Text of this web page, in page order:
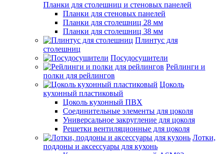
Планки для столешниц и стеновых панелей
Планки для стеновых панелей
Планки для столешниц 28 мм
Планки для столешниц 38 мм
Плинтус для
столешниц
Посудосушители
Рейлинги и
полки для рейлингов
Цоколь
кухонный пластиковый
Цоколь кухонный ПВХ
Соединительные элементы для цоколя
Универсальное закругление для цоколя
Решетки вентиляционные для цоколя
Лотки,
поддоны и аксессуары для кухонь